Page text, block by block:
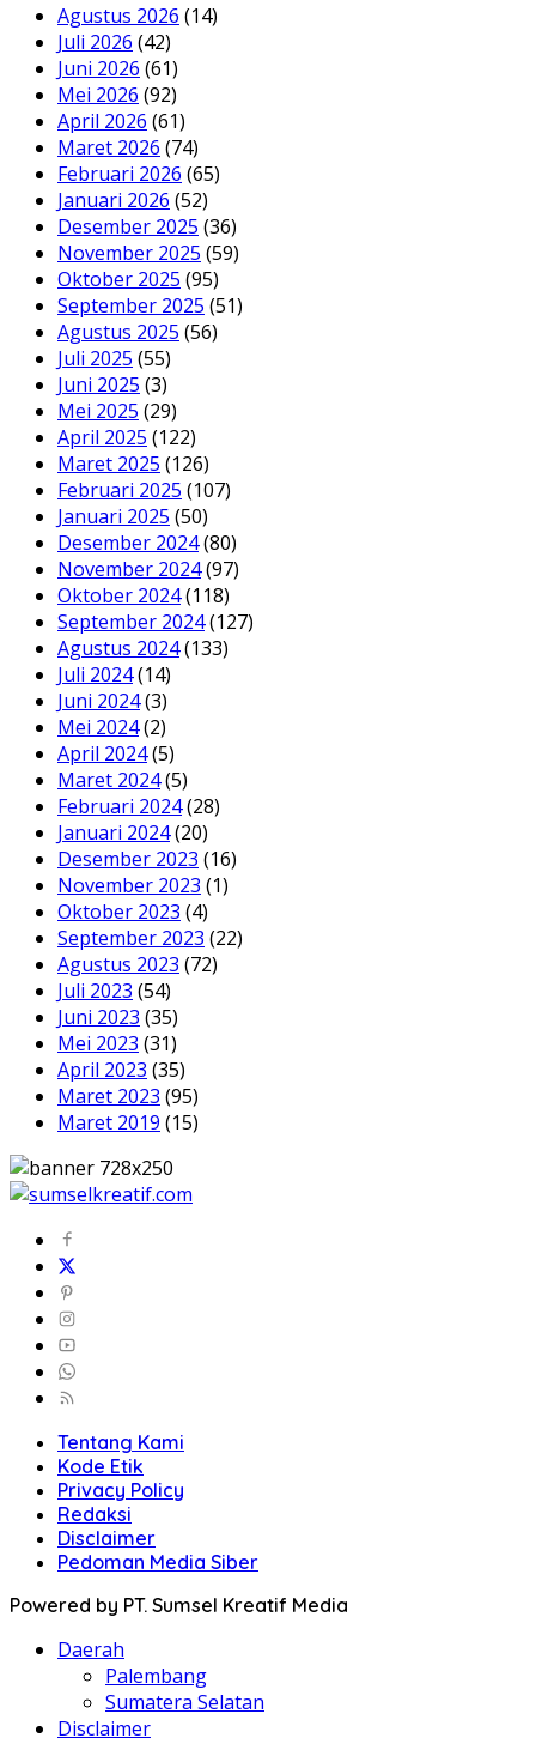
Agustus 2026 (14)
Juli 2026 (42)
Juni 2026 (61)
Mei 2026 (92)
April 2026 (61)
Maret 2026 (74)
Februari 2026 (65)
Januari 2026 (52)
Desember 2025 (36)
November 2025 (59)
Oktober 2025 (95)
September 2025 (51)
Agustus 2025 (56)
Juli 2025 (55)
Juni 2025 (3)
Mei 2025 (29)
April 2025 (122)
Maret 2025 (126)
Februari 2025 (107)
Januari 2025 (50)
Desember 2024(80)
November 2024(97)
Oktober 2024(118)
September 2024(127)
Agustus 2024(133)
Juli 2024(14)
Juni 2024(3)
Mei 2024(2)
April 2024(5)
Maret 2024(5)
Februari 2024(28)
Januari 2024(20)
Desember 2023 (16)
November 2023 (1)
Oktober 2023 (4)
September 2023 (22)
Agustus 2023 (72)
Juli 2023 (54)
Juni 2023 (35)
Mei 2023 (31)
April 2023 (35)
Maret 2023 (95)
Maret 2019 (15)
Tentang Kami
Kode Etik
Privacy Policy
Redaksi
Disclaimer
Pedoman Media Siber
Powered by PT. Sumsel Kreatif Media
Daerah
Palembang
Sumatera Selatan
Disclaimer